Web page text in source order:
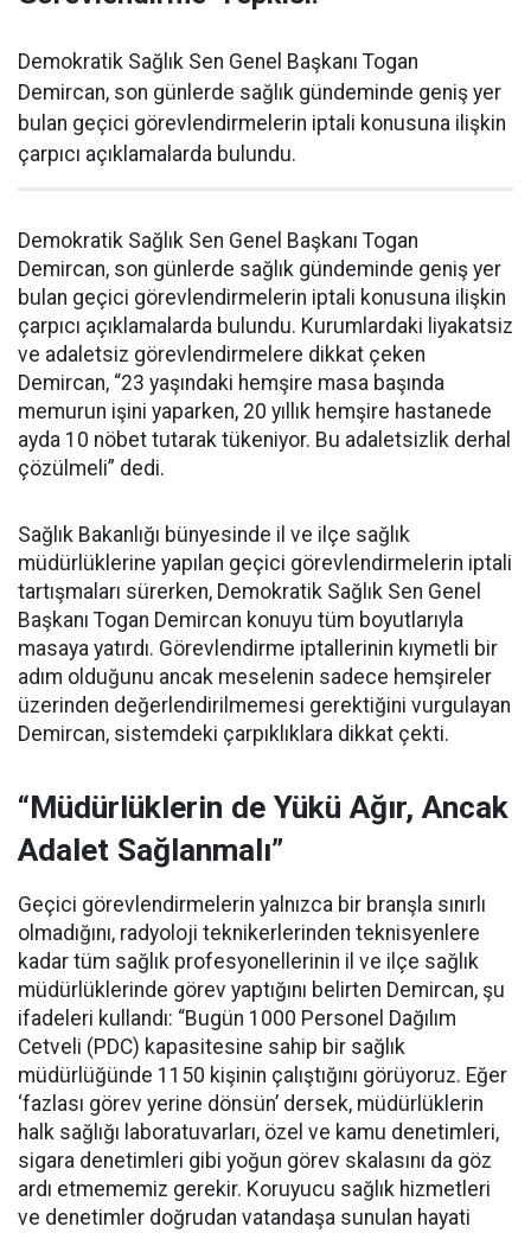
Demokratik Sağlık Sen Genel Başkanı Togan
Demircan, son günlerde sağlık gündeminde geniş yer
bulan geçici görevlendirmelerin iptali konusuna ilişkin
çarpıcı açıklamalarda bulundu.
Demokratik Sağlık Sen Genel Başkanı Togan
Demircan, son günlerde sağlık gündeminde geniş yer
bulan geçici görevlendirmelerin iptali konusuna ilişkin
çarpıcı açıklamalarda bulundu. Kurumlardaki liyakatsiz
ve adaletsiz görevlendirmelere dikkat çeken
Demircan, “23 yaşındaki hemşire masa başında
memurun işini yaparken, 20 yıllık hemşire hastanede
ayda 10 nöbet tutarak tükeniyor. Bu adaletsizlik derhal
çözülmeli” dedi.
Sağlık Bakanlığı bünyesinde il ve ilçe sağlık
müdürlüklerine yapılan geçici görevlendirmelerin iptali
tartışmaları sürerken, Demokratik Sağlık Sen Genel
Başkanı Togan Demircan konuyu tüm boyutlarıyla
masaya yatırdı. Görevlendirme iptallerinin kıymetli bir
adım olduğunu ancak meselenin sadece hemşireler
üzerinden değerlendirilmemesi gerektiğini vurgulayan
Demircan, sistemdeki çarpıklıklara dikkat çekti.
“Müdürlüklerin de Yükü Ağır, Ancak
Adalet Sağlanmalı”
Geçici görevlendirmelerin yalnızca bir branşla sınırlı
olmadığını, radyoloji teknikerlerinden teknisyenlere
kadar tüm sağlık profesyonellerinin il ve ilçe sağlık
müdürlüklerinde görev yaptığını belirten Demircan, şu
ifadeleri kullandı: “Bugün 1000 Personel Dağılım
Cetveli (PDC) kapasitesine sahip bir sağlık
müdürlüğünde 1150 kişinin çalıştığını görüyoruz. Eğer
‘fazlası görev yerine dönsün’ dersek, müdürlüklerin
halk sağlığı laboratuvarları, özel ve kamu denetimleri,
sigara denetimleri gibi yoğun görev skalasını da göz
ardı etmememiz gerekir. Koruyucu sağlık hizmetleri
ve denetimler doğrudan vatandaşa sunulan hayati